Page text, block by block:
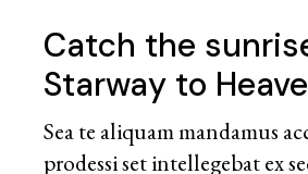
Catch the
Starway to
Sea te aliquam mandamus
prodessi set intellegebat ex